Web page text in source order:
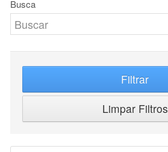
Busca
Filtrar
Limpar Filtros